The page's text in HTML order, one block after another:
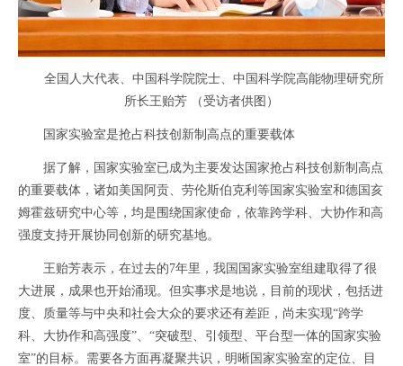
全国人大代表、中国科学院院士、中国科学院高能物理研究所
所长王贻芳 （受访者供图）
国家实验室是抢占科技创新制高点的重要载体
据了解，国家实验室已成为主要发达国家抢占科技创新制高点
的重要载体，诸如美国阿贡、劳伦斯伯克利等国家实验室和德国亥
姆霍兹研究中心等，均是围绕国家使命，依靠跨学科、大协作和高
强度支持开展协同创新的研究基地。
王贻芳表示，在过去的7年里，我国国家实验室组建取得了很
大进展，成果也开始涌现。但实事求是地说，目前的现状，包括进
度、质量等与中央和社会大众的要求还有差距，尚未实现“跨学
科、大协作和高强度”、“突破型、引领型、平台型一体的国家实验
室”的目标。需要各方面再凝聚共识，明晰国家实验室的定位、目